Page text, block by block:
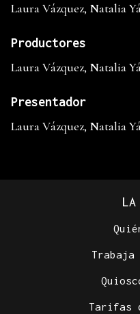
Laura Vázquez, Natalia
Productores
Laura Vázquez, Natalia
Presentador
Laura Vázquez, Natalia
LA
Trabaja
Tarifas